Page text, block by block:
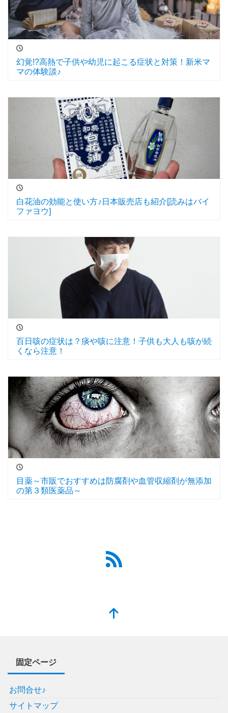
幻覚!?高熱で子供や幼児に起こる症状と対策！新米マ
マの体験談♪
白花油の効能と使い方♪日本販売店も紹介[読みはバイ
ファヨウ]
百日咳の症状は？痰や咳に注意！子供も大人も咳が続
くなら注意！
目薬～市販でおすすめは防腐剤や血管収縮剤が無添加
の第３類医薬品～
固定ページ
お問合せ♪
サイトマップ